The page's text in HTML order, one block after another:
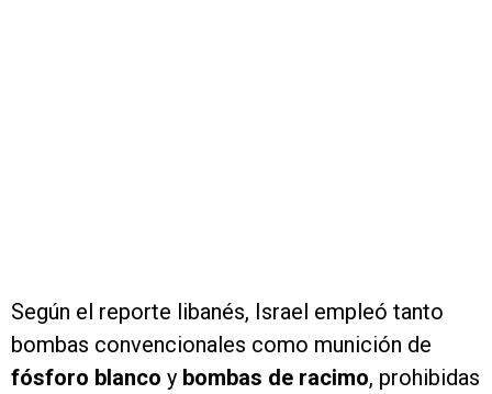
Según el reporte libanés, Israel empleó tanto
bombas convencionales como munición de
fósforo blanco y bombas de racimo, prohibidas